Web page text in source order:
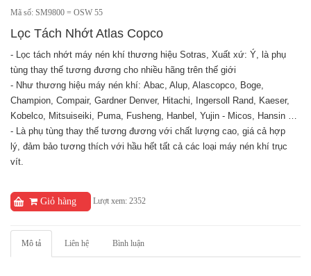
Mã số: SM9800 = OSW 55
Lọc Tách Nhớt Atlas Copco
- Lọc tách nhớt máy nén khí thương hiệu Sotras, Xuất xứ: Ý, là phụ
tùng thay thế tương đương cho nhiều hãng trên thế giới
- Như thương hiệu máy nén khí: Abac, Alup, Alascopco, Boge,
Champion, Compair, Gardner Denver, Hitachi, Ingersoll Rand, Kaeser,
Kobelco, Mitsuiseiki, Puma, Fusheng, Hanbel, Yujin - Micos, Hansin …
- Là phụ tùng thay thế tương đương với chất lượng cao, giá cả hợp
lý, đảm bảo tương thích với hầu hết tất cả các loại máy nén khí trục
vít.
Giỏ hàng Lượt xem: 2352
Mô tả Liên hệ Bình luận